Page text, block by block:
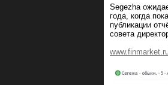
Segezha
года, когда
публикации
совета